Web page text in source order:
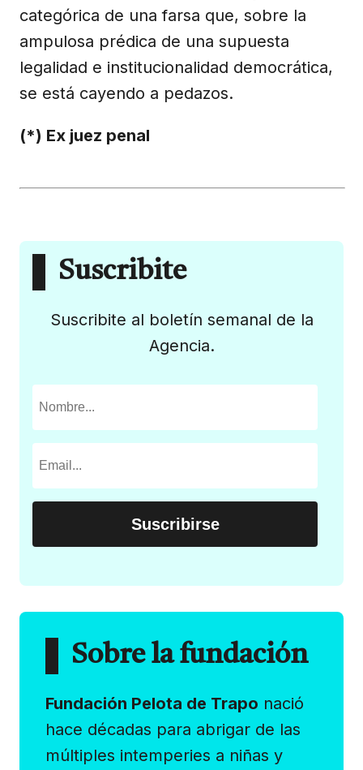
categórica de una farsa que, sobre la
ampulosa prédica de una supuesta
legalidad e institucionalidad democrática,
se está cayendo a pedazos.
(*) Ex juez penal
Suscribite
Suscribite al boletín semanal de la
Agencia.
Sobre la fundación
Fundación Pelota de Trapo nació
hace décadas para abrigar de las
múltiples intemperies a niñas y